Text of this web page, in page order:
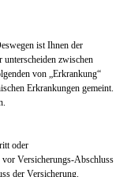
ist Ihnen der
unterscheiden zwischen
von „Erkrankung“
Erkrankungen gemeint.
oder
vor Versicherungs-Abschluss
der Versicherung.